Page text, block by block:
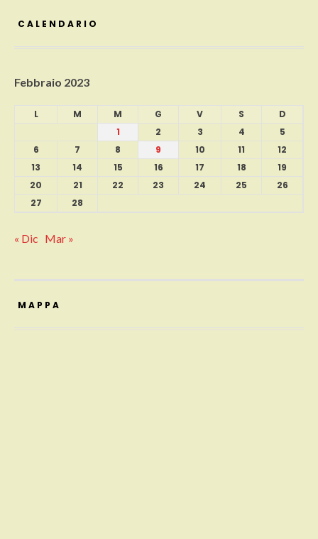
CALENDARIO
Febbraio 2023
L M M G V S
D
1
2 3 4
5
6
7 8 9 10 11
12
13
14 15 16 17 18
19
20
21 22 23 24 25
26
27
28
« Dic Mar »
MAPPA